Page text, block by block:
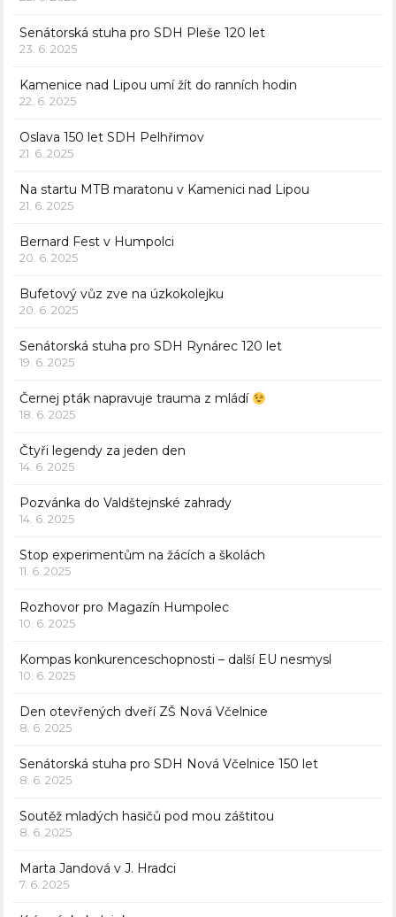
Senátorská stuha pro SDH Pleše 120 let
23. 6. 2025
Kamenice nad Lipou umí žít do ranních hodin
22. 6. 2025
Oslava 150 let SDH Pelhřimov
21. 6. 2025
Na startu MTB maratonu v Kamenici nad Lipou
21. 6. 2025
Bernard Fest v Humpolci
20. 6. 2025
Bufetový vůz zve na úzkokolejku
20. 6. 2025
Senátorská stuha pro SDH Rynárec 120 let
19. 6. 2025
Černej pták napravuje trauma z mládí
18. 6. 2025
Čtyři legendy za jeden den
14. 6. 2025
Pozvánka do Valdštejnské zahrady
14. 6. 2025
Stop experimentům na žácích a školách
11. 6. 2025
Rozhovor pro Magazín Humpolec
10. 6. 2025
Kompas konkurenceschopnosti – další EU nesmysl
10. 6. 2025
Den otevřených dveří ZŠ Nová Včelnice
8. 6. 2025
Senátorská stuha pro SDH Nová Včelnice 150 let
8. 6. 2025
Soutěž mladých hasičů pod mou záštitou
8. 6. 2025
Marta Jandová v J. Hradci
7. 6. 2025